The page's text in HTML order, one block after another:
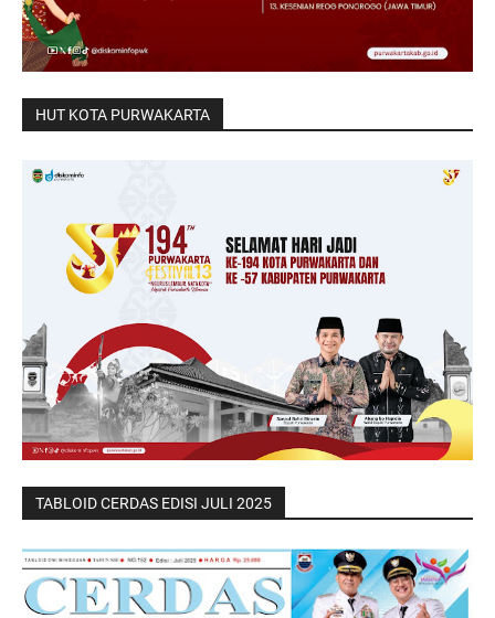
HUT KOTA PURWAKARTA
TABLOID CERDAS EDISI JULI 2025